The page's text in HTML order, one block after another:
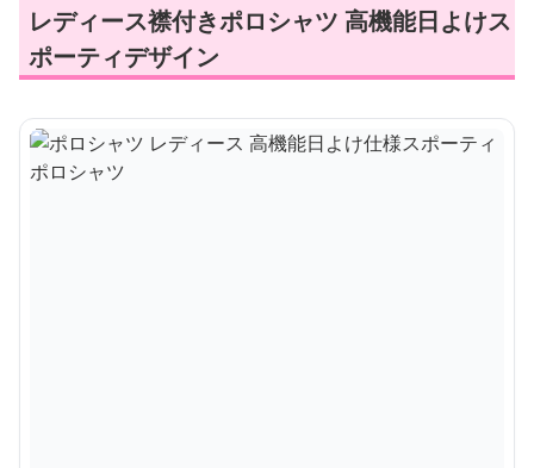
レディース襟付きポロシャツ 高機能日よけス
ポーティデザイン